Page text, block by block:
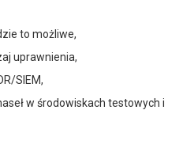
to możliwe,
uprawnienia,
SIEM,
w środowiskach testowych i